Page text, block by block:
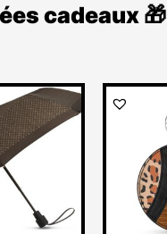
cadeaux 🎁